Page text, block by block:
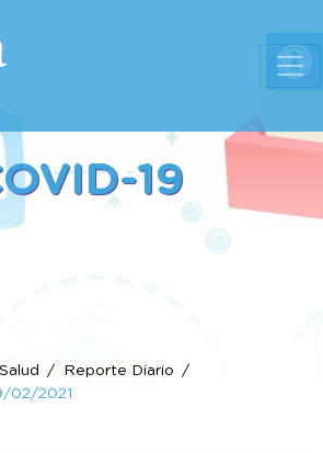
19
Salud
Reporte Diario
02/2021